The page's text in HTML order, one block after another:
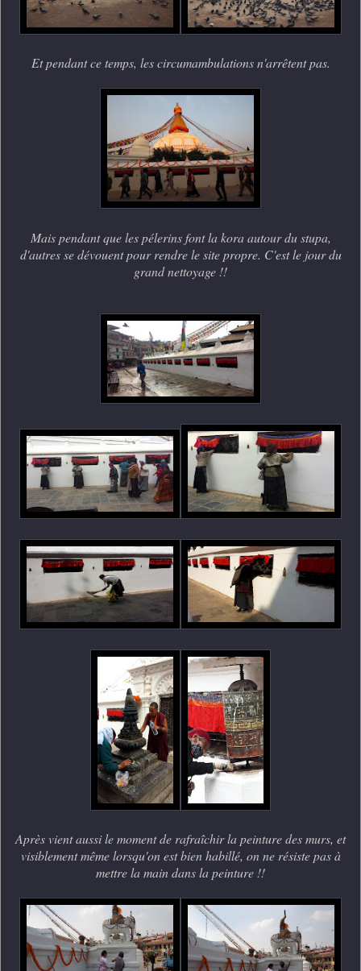
Et pendant ce temps, les circumambulations n'arrêtent pas.
Mais pendant que les pélerins font la kora autour du stupa,
d'autres se dévouent pour rendre le site propre. C'est le jour du
grand nettoyage !!
Après vient aussi le moment de rafraîchir la peinture des murs, et
visiblement même lorsqu'on est bien habillé, on ne résiste pas à
mettre la main dans la peinture !!